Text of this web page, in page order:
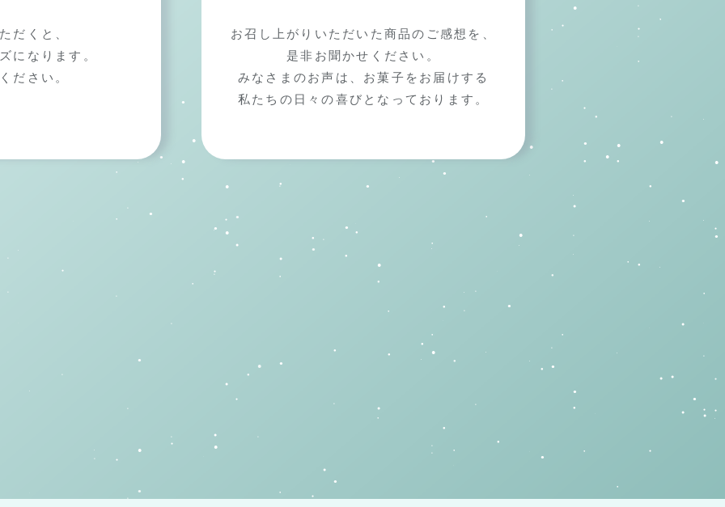
だくと、
になります。
ださい。
お召し上がりいただいた商品のご感想を、
是非お聞かせください。
みなさまのお声は、お菓子をお届けする
私たちの日々の喜びとなっております。